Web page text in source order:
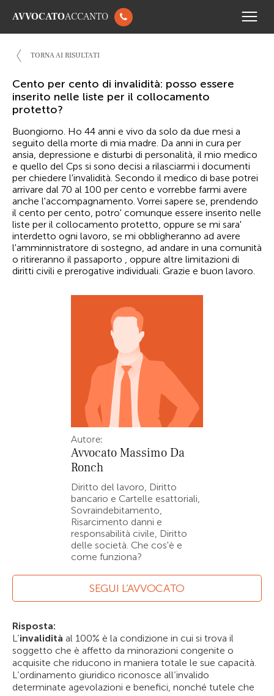
AVVOCATOACCANTO
TORNA AI RISULTATI
Cento per cento di invalidità: posso essere
inserito nelle liste per il collocamento
protetto?
Buongiorno. Ho 44 anni e vivo da solo da due mesi a
seguito della morte di mia madre. Da anni in cura per
ansia, depressione e disturbi di personalità, il mio medico
e quello del Cps si sono decisi a rilasciarmi i documenti
per chiedere l'invalidità. Secondo il medico di base potrei
arrivare dal 70 al 100 per cento e vorrebbe farmi avere
anche l'accompagnamento. Vorrei sapere se, prendendo
il cento per cento, potro' comunque essere inserito nelle
liste per il collocamento protetto, oppure se mi sara'
interdetto ogni lavoro, se mi obbligheranno ad avere
l'amminnistratore di sostegno, ad andare in una comunità
o ritireranno il passaporto , oppure altre limitazioni di
diritti civili e prerogative individuali. Grazie e buon lavoro.
Autore:
AvvocatoMassimo Da
Ronch
Diritto del lavoro, Diritto
bancario e Cartelle esattoriali,
Sovraindebitamento,
Risarcimento danni e
responsabilità civile, Diritto
delle società. Che cos'è e
come funziona?
SEGUI L’AVVOCATO
Risposta:
L’invalidità al 100% è la condizione in cui si trova il
soggetto che è affetto da minorazioni congenite o
acquisite che riducono in maniera totale le sue capacità.
L’ordinamento giuridico riconosce all’invalido
determinate agevolazioni e benefici, nonché tutele che